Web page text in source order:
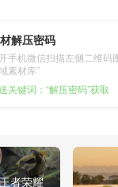
解压密码
手机微信扫描左侧二维码
素材库”
关键词：“解压密码”获取
者荣耀